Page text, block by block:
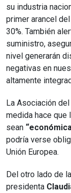
su industria
primer arancel
30%. También
suministro,
nivel generarán
negativas en
altamente
La Asociación
medida hace que
sean
podría verse
Unión Europea.
Del otro lado de
presidenta